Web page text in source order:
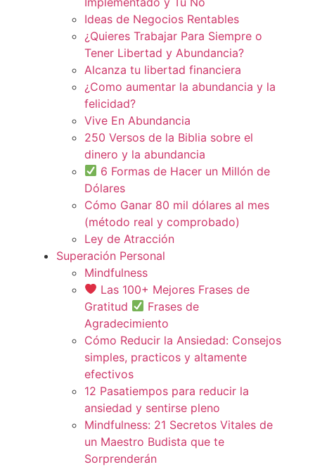
Ideas de Negocios Rentables
¿Quieres Trabajar Para Siempre o
Tener Libertad y Abundancia?
Alcanza tu libertad financiera
¿Como aumentar la abundancia y la
felicidad?
Vive En Abundancia
250 Versos de la Biblia sobre el
dinero y la abundancia
6 Formas de Hacer un Millón de
Dólares
Cómo Ganar 80 mil dólares al mes
(método real y comprobado)
Ley de Atracción
Superación Personal
Mindfulness
Las 100+ Mejores Frases de
Gratitud
Frases de
Agradecimiento
Cómo Reducir la Ansiedad: Consejos
simples, practicos y altamente
efectivos
12 Pasatiempos para reducir la
ansiedad y sentirse pleno
Mindfulness: 21 Secretos Vitales de
un Maestro Budista que te
Sorprenderán